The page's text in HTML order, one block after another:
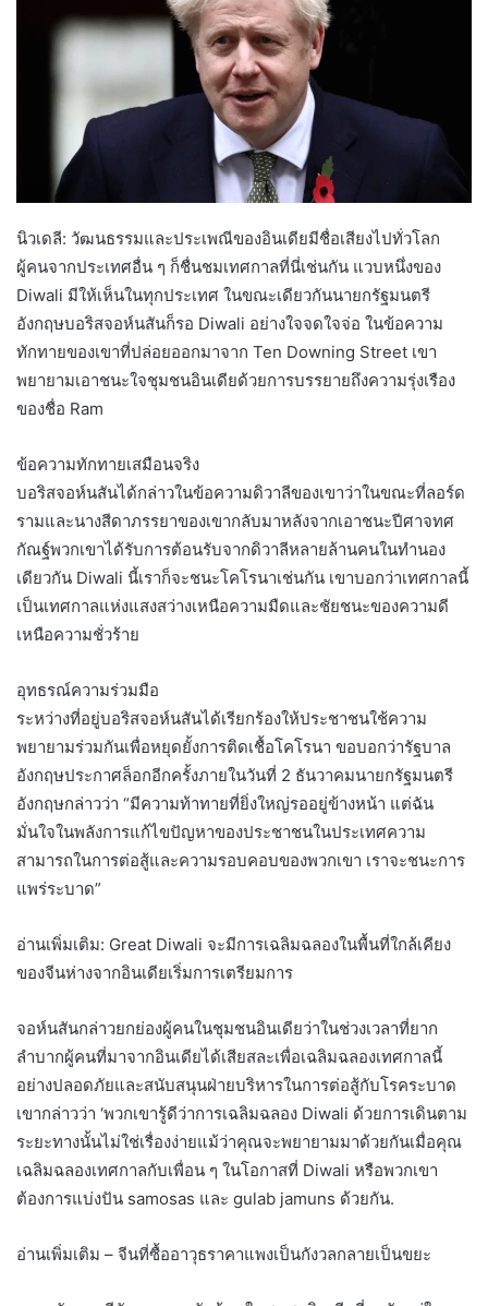
นิวเดลี: วัฒนธรรมและประเพณีของอินเดียมีชื่อเสียงไปทั่วโลก
ผู้คนจากประเทศอื่น ๆ ก็ชื่นชมเทศกาลที่นี่เช่นกัน แวบหนึ่งของ
Diwali มีให้เห็นในทุกประเทศ ในขณะเดียวกันนายกรัฐมนตรี
อังกฤษบอริสจอห์นสันก็รอ Diwali อย่างใจจดใจจ่อ ในข้อความ
ทักทายของเขาที่ปล่อยออกมาจาก Ten Downing Street เขา
พยายามเอาชนะใจชุมชนอินเดียด้วยการบรรยายถึงความรุ่งเรือง
ของชื่อ Ram
ข้อความทักทายเสมือนจริง
บอริสจอห์นสันได้กล่าวในข้อความดิวาลีของเขาว่าในขณะที่ลอร์ด
รามและนางสีดาภรรยาของเขากลับมาหลังจากเอาชนะปีศาจทศ
กัณฐ์พวกเขาได้รับการต้อนรับจากดิวาลีหลายล้านคนในทำนอง
เดียวกัน Diwali นี้เราก็จะชนะโคโรนาเช่นกัน เขาบอกว่าเทศกาลนี้
เป็นเทศกาลแห่งแสงสว่างเหนือความมืดและชัยชนะของความดี
เหนือความชั่วร้าย
อุทธรณ์ความร่วมมือ
ระหว่างที่อยู่บอริสจอห์นสันได้เรียกร้องให้ประชาชนใช้ความ
พยายามร่วมกันเพื่อหยุดยั้งการติดเชื้อโคโรนา ขอบอกว่ารัฐบาล
อังกฤษประกาศล็อกอีกครั้งภายในวันที่ 2 ธันวาคมนายกรัฐมนตรี
อังกฤษกล่าวว่า “มีความท้าทายที่ยิ่งใหญ่รออยู่ข้างหน้า แต่ฉัน
มั่นใจในพลังการแก้ไขปัญหาของประชาชนในประเทศความ
สามารถในการต่อสู้และความรอบคอบของพวกเขา เราจะชนะการ
แพร่ระบาด”
อ่านเพิ่มเติม: Great Diwali จะมีการเฉลิมฉลองในพื้นที่ใกล้เคียง
ของจีนห่างจากอินเดียเริ่มการเตรียมการ
จอห์นสันกล่าวยกย่องผู้คนในชุมชนอินเดียว่าในช่วงเวลาที่ยาก
ลำบากผู้คนที่มาจากอินเดียได้เสียสละเพื่อเฉลิมฉลองเทศกาลนี้
อย่างปลอดภัยและสนับสนุนฝ่ายบริหารในการต่อสู้กับโรคระบาด
เขากล่าวว่า ‘พวกเขารู้ดีว่าการเฉลิมฉลอง Diwali ด้วยการเดินตาม
ระยะทางนั้นไม่ใช่เรื่องง่ายแม้ว่าคุณจะพยายามมาด้วยกันเมื่อคุณ
เฉลิมฉลองเทศกาลกับเพื่อน ๆ ในโอกาสที่ Diwali หรือพวกเขา
ต้องการแบ่งปัน samosas และ gulab jamuns ด้วยกัน.
อ่านเพิ่มเติม – จีนที่ซื้ออาวุธราคาแพงเป็นกังวลกลายเป็นขยะ